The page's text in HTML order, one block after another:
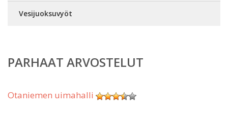
Vesijuoksuvyöt
PARHAAT ARVOSTELUT
Otaniemen uimahalli